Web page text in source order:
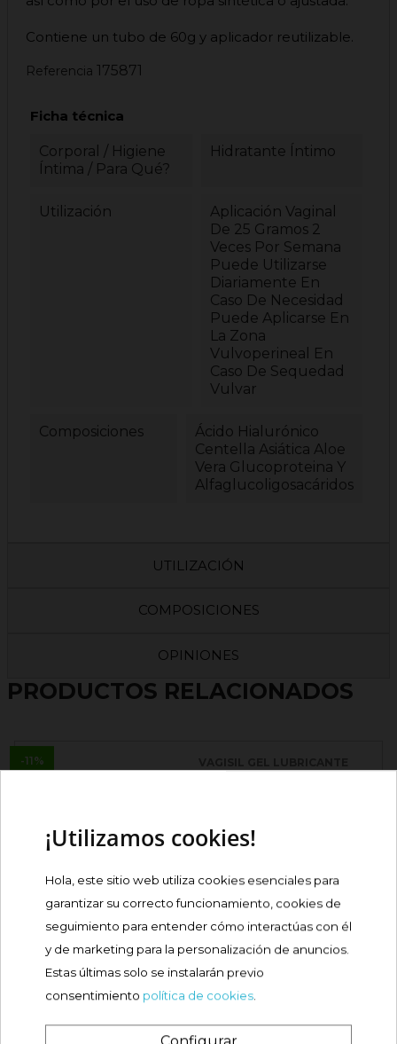
Contiene un tubo de 60g y aplicador reutilizable.
Referencia 175871
Ficha técnica
Corporal / Higiene
Íntima / Para Qué?
Hidratante Íntimo
Utilización
Aplicación Vaginal
De 25 Gramos 2
Veces Por Semana
Puede Utilizarse
Diariamente En
Caso De Necesidad
Puede Aplicarse En
La Zona
Vulvoperineal En
Caso De Sequedad
Vulvar
Composiciones
Ácido Hialurónico
Centella Asiática Aloe
Vera Glucoproteina Y
Alfaglucoligosacáridos
UTILIZACIÓN
COMPOSICIONES
OPINIONES
PRODUCTOS RELACIONADOS
-11%
base
WOMAN ISDIN HIDRATANTE
Precio
24,40 €
Comprar
¡Utilizamos cookies!
Hola, este sitio web utiliza cookies esenciales para
garantizar su correcto funcionamiento, cookies de
seguimiento para entender cómo interactúas con él
y de marketing para la personalización de anuncios.
Estas últimas solo se instalarán previo
consentimiento política de cookies